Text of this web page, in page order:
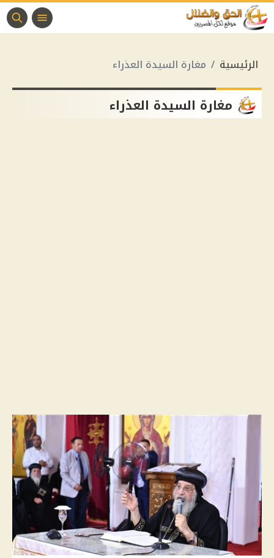
الرئيسية مغارة السيدة العذراء
مغارة السيدة العذراء